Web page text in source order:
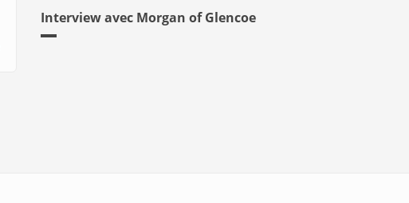
Interview avec Morgan of Glencoe